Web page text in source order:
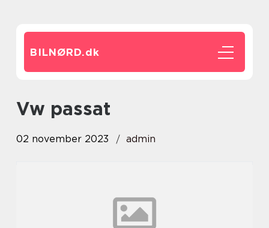
BILNØRD.dk
vw passat
02 november 2023 admin